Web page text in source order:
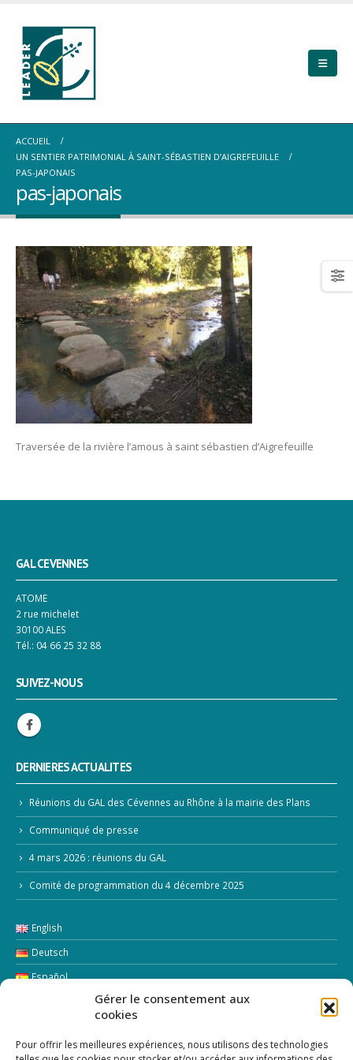
Gérer le consentement aux
cookies
Pour offrir les meilleures expériences, nous utilisons des technologies
ACCUEIL
UN SENTIER PATRIMONIAL À SAINT-SÉBASTIEN D’AIGREFEUILLE
PAS-JAPONAIS
pas-japonais
Traversée de la rivière l’amous à saint sébastien d’Aigrefeuille
GAL CEVENNES
ATOME
2 rue michelet
30100 ALES
Tél.: 04 66 25 32 88
SUIVEZ-NOUS
DERNIERES ACTUALITES
Réunions du GAL des Cévennes au Rhône à la mairie des Plans
Communiqué de presse
4 mars 2026 : réunions du GAL
Comité de programmation du 4 décembre 2025
English
Deutsch
Español
LETTRE D’INFORMATION